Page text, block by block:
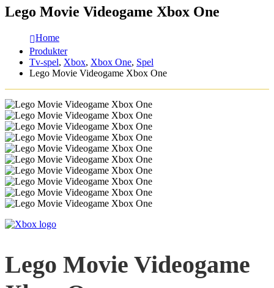
Lego Movie Videogame Xbox One
Home
Produkter
Tv-spel, Xbox, Xbox One, Spel
Lego Movie Videogame Xbox One
Lego Movie Videogame